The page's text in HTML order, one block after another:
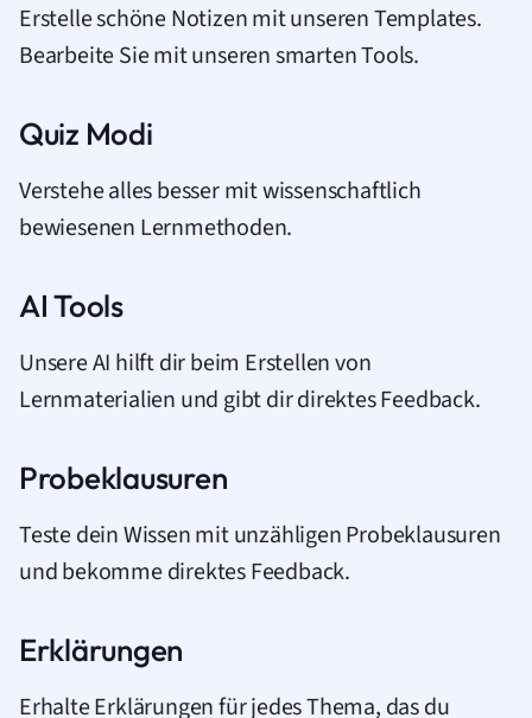
Erstelle schöne Notizen mit unseren Templates.
Bearbeite Sie mit unseren smarten Tools.
Quiz Modi
Verstehe alles besser mit wissenschaftlich
bewiesenen Lernmethoden.
AI Tools
Unsere AI hilft dir beim Erstellen von
Lernmaterialien und gibt dir direktes Feedback.
Probeklausuren
Teste dein Wissen mit unzähligen Probeklausuren
und bekomme direktes Feedback.
Erklärungen
Erhalte Erklärungen für jedes Thema, das du